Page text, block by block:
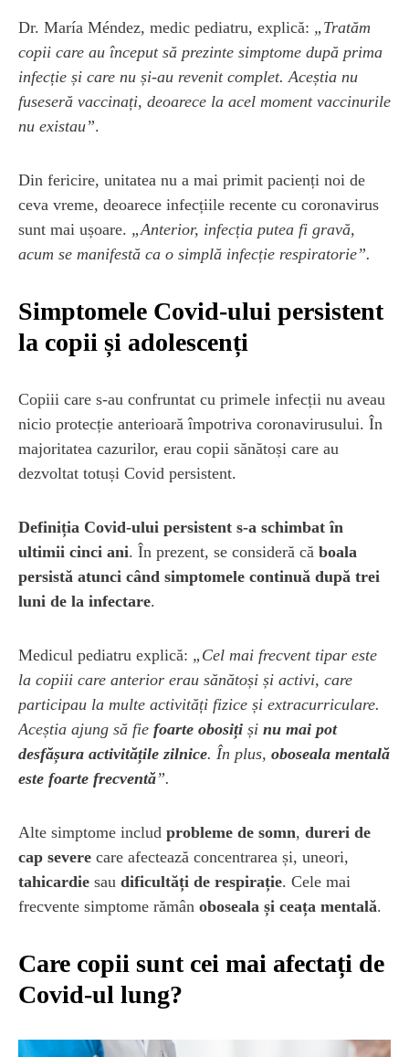
Dr. María Méndez, medic pediatru, explică: „Tratăm
copii care au început să prezinte simptome după prima
infecție și care nu și-au revenit complet. Aceștia nu
fuseseră vaccinați, deoarece la acel moment vaccinurile
nu existau”.
Din fericire, unitatea nu a mai primit pacienți noi de
ceva vreme, deoarece infecțiile recente cu coronavirus
sunt mai ușoare. „Anterior, infecția putea fi gravă,
acum se manifestă ca o simplă infecție respiratorie”.
Simptomele Covid-ului persistent
la copii și adolescenți
Copiii care s-au confruntat cu primele infecții nu aveau
nicio protecție anterioară împotriva coronavirusului. În
majoritatea cazurilor, erau copii sănătoși care au
dezvoltat totuși Covid persistent.
Definiția Covid-ului persistent s-a schimbat în
ultimii cinci ani. În prezent, se consideră că boala
persistă atunci când simptomele continuă după trei
luni de la infectare.
Medicul pediatru explică: „Cel mai frecvent tipar este
la copiii care anterior erau sănătoși și activi, care
participau la multe activități fizice și extracurriculare.
Aceștia ajung să fie foarte obosiți și nu mai pot
desfășura activitățile zilnice. În plus, oboseala mentală
este foarte frecventă”.
Alte simptome includ probleme de somn, dureri de
cap severe care afectează concentrarea și, uneori,
tahicardie sau dificultăți de respirație. Cele mai
frecvente simptome rămân oboseala și ceața mentală.
Care copii sunt cei mai afectați de
Covid-ul lung?